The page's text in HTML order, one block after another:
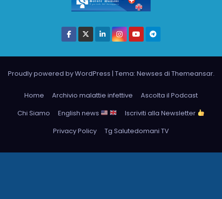
Proudly powered by WordPress | Tema: Newses di Themeansar.
Home Archivio malattie infettive
Ascolta il Podcast
Chi Siamo
English news
Iscriviti alla Newsletter
Privacy Policy
Tg Salutedomani TV